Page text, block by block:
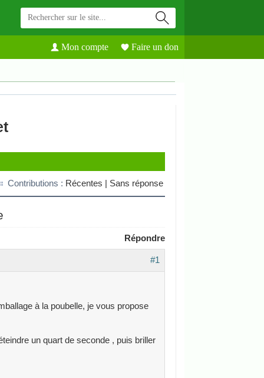
Mon compte Faire un don
Contributions : Récentes | Sans réponse
Répondre
#1
à la poubelle, je vous propose
un quart de seconde , puis briller